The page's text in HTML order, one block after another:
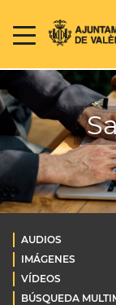
AUDIOS
IMÁGENES
VÍDEOS
BÚSQUEDA